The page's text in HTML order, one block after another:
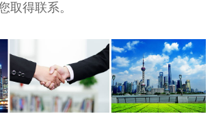
取得联系。